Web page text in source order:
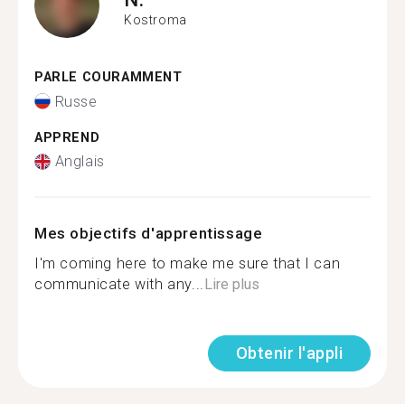
Kostroma
PARLE COURAMMENT
Russe
APPREND
Anglais
Mes objectifs d'apprentissage
I'm coming here to make me sure that I can
communicate with any...Lire plus
Obtenir l'appli